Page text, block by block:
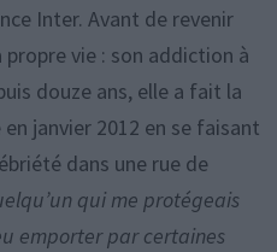
Inter. Avant de revenir
propre vie : son addiction à
douze ans, elle a fait la
janvier 2012 en se faisant
dans une rue de
qui me protégeais
emporter par certaines